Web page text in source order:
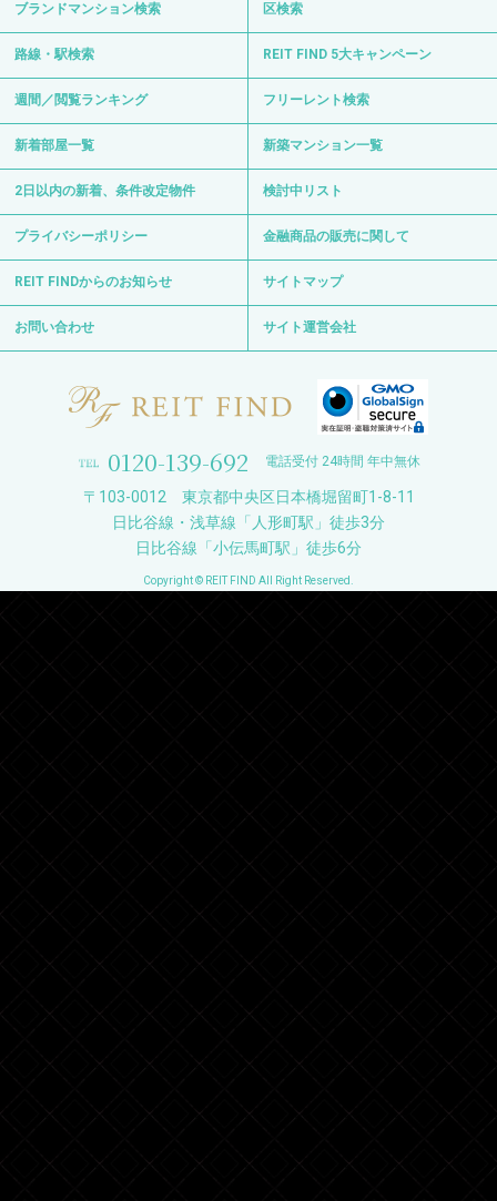
ブランドマンション検索 区検索
路線・駅検索 REIT FIND 5大キャンペーン
週間／閲覧ランキング フリーレント検索
新着部屋一覧 新築マンション一覧
2日以内の新着、条件改定物件 検討中リスト
プライバシーポリシー 金融商品の販売に関して
REIT FINDからのお知らせ サイトマップ
お問い合わせ サイト運営会社
0120-139-692 電話受付 24時間 年中無休
〒103-0012 東京都中央区日本橋堀留町1-8-11
日比谷線・浅草線「人形町駅」徒歩3分
日比谷線「小伝馬町駅」徒歩6分
Copyright © REIT FIND All Right Reserved.